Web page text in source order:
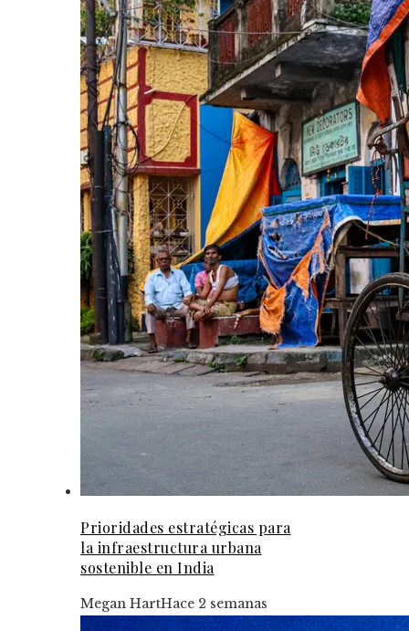
Prioridades estratégicas para
la infraestructura urbana
sostenible en India
Megan HartHace 2 semanas